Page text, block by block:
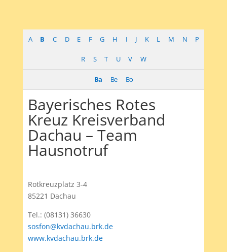
A B C D E F G H I J K L M N P
R S T U V W
Ba Be Bo
Bayerisches Rotes
Kreuz Kreisverband
Dachau – Team
Hausnotruf
Rotkreuzplatz 3-4
85221 Dachau
Tel.: (08131) 36630
sosfon@kvdachau.brk.de
www.kvdachau.brk.de